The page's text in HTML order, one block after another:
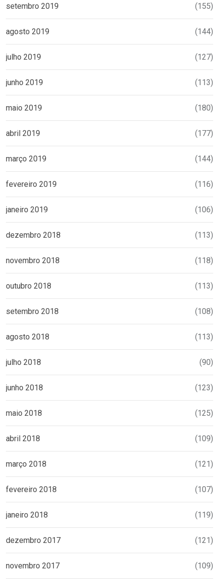
setembro 2019 (155)
agosto 2019 (144)
julho 2019 (127)
junho 2019 (113)
maio 2019 (180)
abril 2019 (177)
março 2019 (144)
fevereiro 2019 (116)
janeiro 2019 (106)
dezembro 2018 (113)
novembro 2018 (118)
outubro 2018 (113)
setembro 2018 (108)
agosto 2018 (113)
julho 2018 (90)
junho 2018 (123)
maio 2018 (125)
abril 2018 (109)
março 2018 (121)
fevereiro 2018 (107)
janeiro 2018 (119)
dezembro 2017 (121)
novembro 2017 (109)